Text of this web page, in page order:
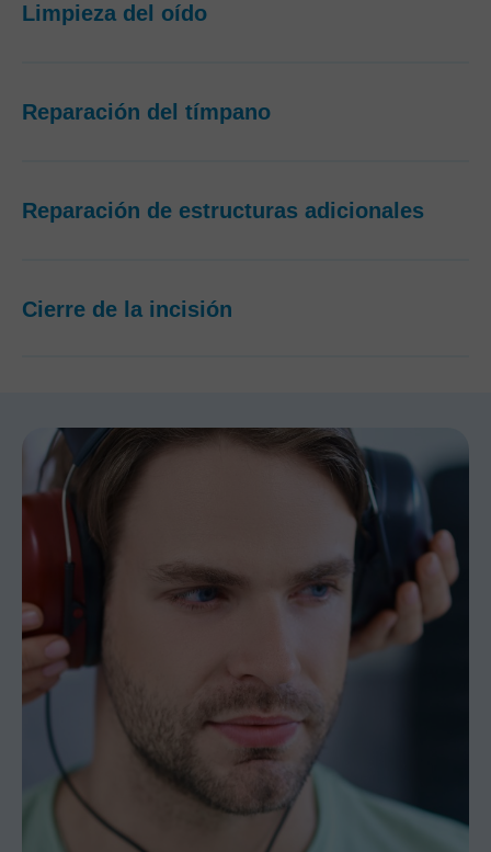
Limpieza del oído
Reparación del tímpano
Reparación de estructuras adicionales
Cierre de la incisión